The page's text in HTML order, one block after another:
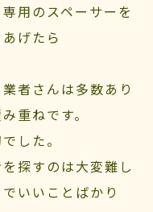
用のスペーサーを
げたら
者さんは多数あり
重ねです。
した。
探すのは大変難し
いいことばかり